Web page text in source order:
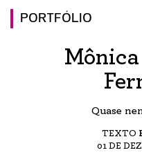
PORTFÓLIO
Quase
TEXTO
01 DE